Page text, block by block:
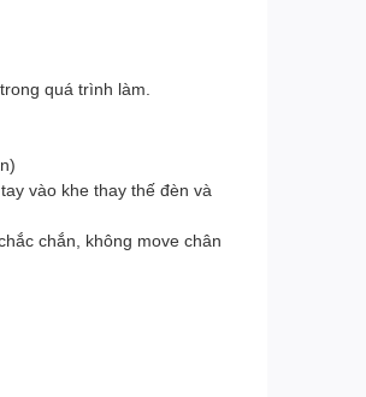
quá trình làm.
vào khe thay thế đèn và
chắn, không move chân